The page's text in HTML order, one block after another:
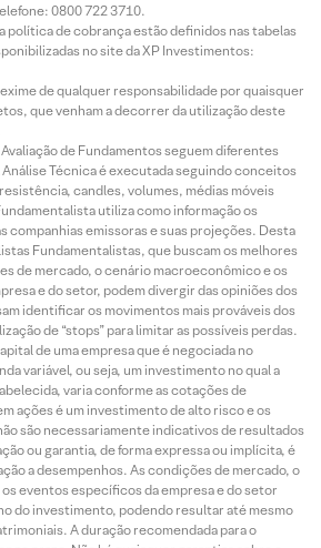
0800 722 3710.
política de cobrança estão definidos nas tabelas
no site da XP Investimentos:
de qualquer responsabilidade por quaisquer
que venham a decorrer da utilização deste
Avaliação de Fundamentos seguem diferentes
Técnica é executada seguindo conceitos
candles, volumes, médias móveis
utiliza como informação os
companhias emissoras e suas projeções. Desta
Fundamentalistas, que buscam os melhores
de mercado, o cenário macroeconômico e os
e do setor, podem divergir das opiniões dos
identificar os movimentos mais prováveis dos
de “stops” para limitar as possíveis perdas.
de uma empresa que é negociada no
variável, ou seja, um investimento no qual a
varia conforme as cotações de
ações é um investimento de alto risco e os
são necessariamente indicativos de resultados
ou garantia, de forma expressa ou implícita, é
a desempenhos. As condições de mercado, o
eventos específicos da empresa e do setor
do investimento, podendo resultar até mesmo
A duração recomendada para o